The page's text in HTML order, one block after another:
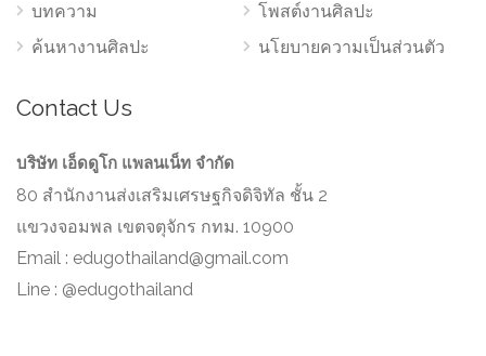
บทความ
ค้นหางานศิลปะ
โพสต์งานศิลปะ
นโยบายความเป็นส่วนตัว
Contact Us
บริษัท เอ็ดดูโก แพลนเน็ท จำกัด
80 สำนักงานส่งเสริมเศรษฐกิจดิจิทัล ชั้น 2
แขวงจอมพล เขตจตุจักร กทม. 10900
Email : edugothailand@gmail.com
Line : @edugothailand